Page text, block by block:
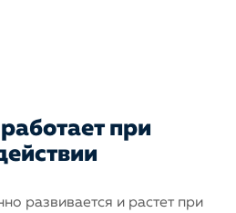
при
развивается и растет при